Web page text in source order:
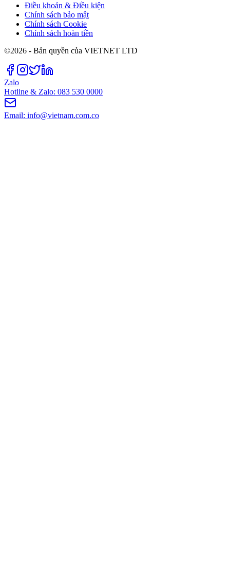
Điều khoản & Điều kiện
Chính sách bảo mật
Chính sách Cookie
Chính sách hoàn tiền
©2026 - Bản quyền của VIETNET LTD
Zalo
Hotline & Zalo: 083 530 0000
Email: info@vietnam.com.co